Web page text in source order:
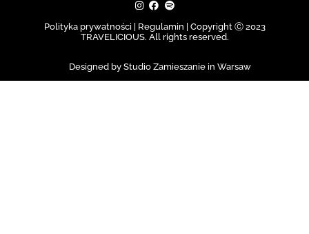
Polityka prywatności | Regulamin | Copyright Ⓒ 2023
TRAVELICIOUS. All rights reserved.
Designed by Studio Zamieszanie in Warsaw